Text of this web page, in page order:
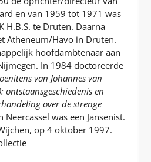
en van 1959 tot 1971 was
H.B.S. te Druten. Daarna
Atheneum/Havo in Druten.
hoofdambtenaar aan
In 1984 doctoreerde
van Johannes van
ontstaansgeschiedenis en
over de strenge
Neercassel was een Jansenist.
op 4 oktober 1997.